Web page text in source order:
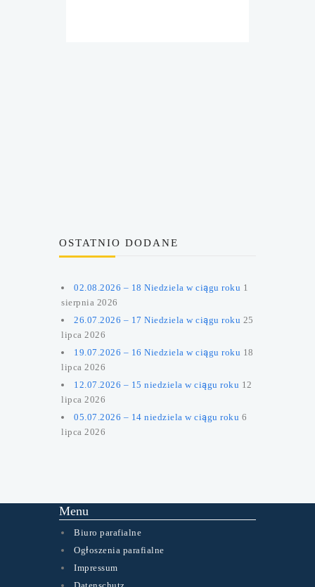
OSTATNIO DODANE
02.08.2026 – 18 Niedziela w ciągu roku 1
sierpnia 2026
26.07.2026 – 17 Niedziela w ciągu roku 25
lipca 2026
19.07.2026 – 16 Niedziela w ciągu roku 18
lipca 2026
12.07.2026 – 15 niedziela w ciągu roku 12
lipca 2026
05.07.2026 – 14 niedziela w ciągu roku 6
lipca 2026
Menu
Biuro parafialne
Ogłoszenia parafialne
Impressum